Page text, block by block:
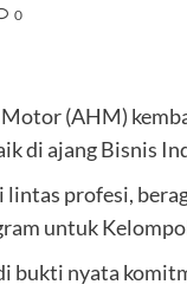
0
(AHM)
di ajang Bisnis
profesi,
untuk
bukti nyata